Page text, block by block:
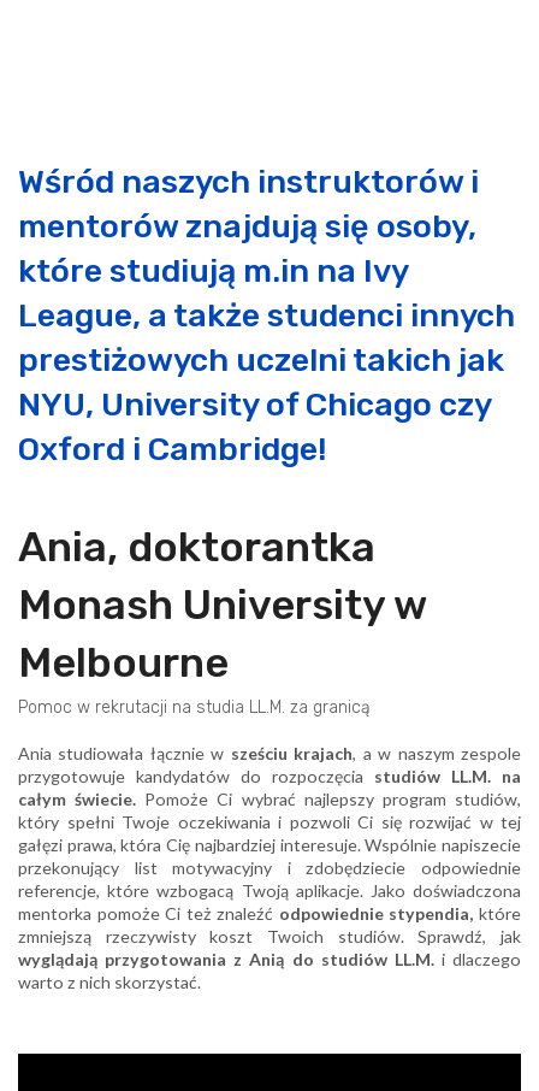
Wśród naszych instruktorów i
mentorów znajdują się osoby,
które studiują m.in na Ivy
League, a także studenci innych
prestiżowych uczelni takich jak
NYU, University of Chicago czy
Oxford i Cambridge!
Ania, doktorantka
Monash University w
Melbourne
Pomoc w rekrutacji na studia LL.M. za granicą
Ania studiowała łącznie w sześciu krajach, a w naszym zespole
przygotowuje kandydatów do rozpoczęcia studiów LL.M. na
całym świecie. Pomoże Ci wybrać najlepszy program studiów,
który spełni Twoje oczekiwania i pozwoli Ci się rozwijać w tej
gałęzi prawa, która Cię najbardziej interesuje. Wspólnie napiszecie
przekonujący list motywacyjny i zdobędziecie odpowiednie
referencje, które wzbogacą Twoją aplikacje. Jako doświadczona
mentorka pomoże Ci też znaleźć odpowiednie stypendia, które
zmniejszą rzeczywisty koszt Twoich studiów. Sprawdź, jak
wyglądają przygotowania z Anią do studiów LL.M. i dlaczego
warto z nich skorzystać.